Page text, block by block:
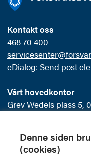
Denne siden
(cookies)
Kontakt oss
468 70 400
eDialog: Send post
Vårt hovedkontor
Grev Wedels plass 5,